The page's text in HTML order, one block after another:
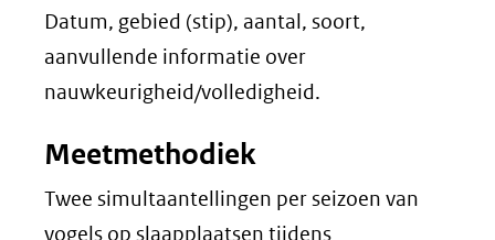
Datum, gebied (stip), aantal, soort,
aanvullende informatie over
nauwkeurigheid/volledigheid.
Meetmethodiek
Twee simultaantellingen per seizoen van
vogels op slaapplaatsen tijdens